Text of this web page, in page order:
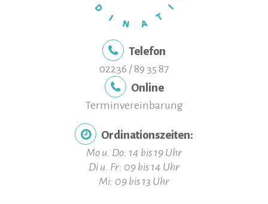
Telefon
02236 / 89 35 87
Online
Terminvereinbarung
Ordinationszeiten:
Mo u. Do: 14 bis 19 Uhr
Di u. Fr: 09 bis 14 Uhr
Mi: 09 bis 13 Uhr